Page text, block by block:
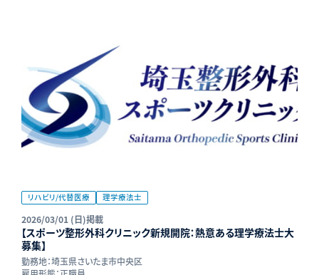
リハビリ/代替医療 理学療法士
2026/03/01 (日)掲載
【スポーツ整形外科クリニック新規開院：熱意ある理学療法士大
募集】
勤務地：埼玉県さいたま市中央区